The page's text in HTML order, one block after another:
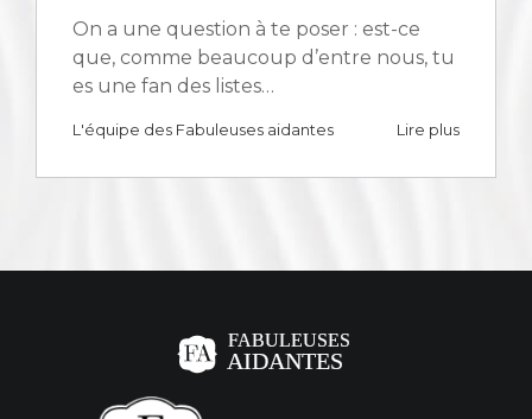
On a une question à te poser : est-ce
que, comme beaucoup d’entre nous, tu
es une fan des listes…
L'équipe des Fabuleuses aidantes Lire plus